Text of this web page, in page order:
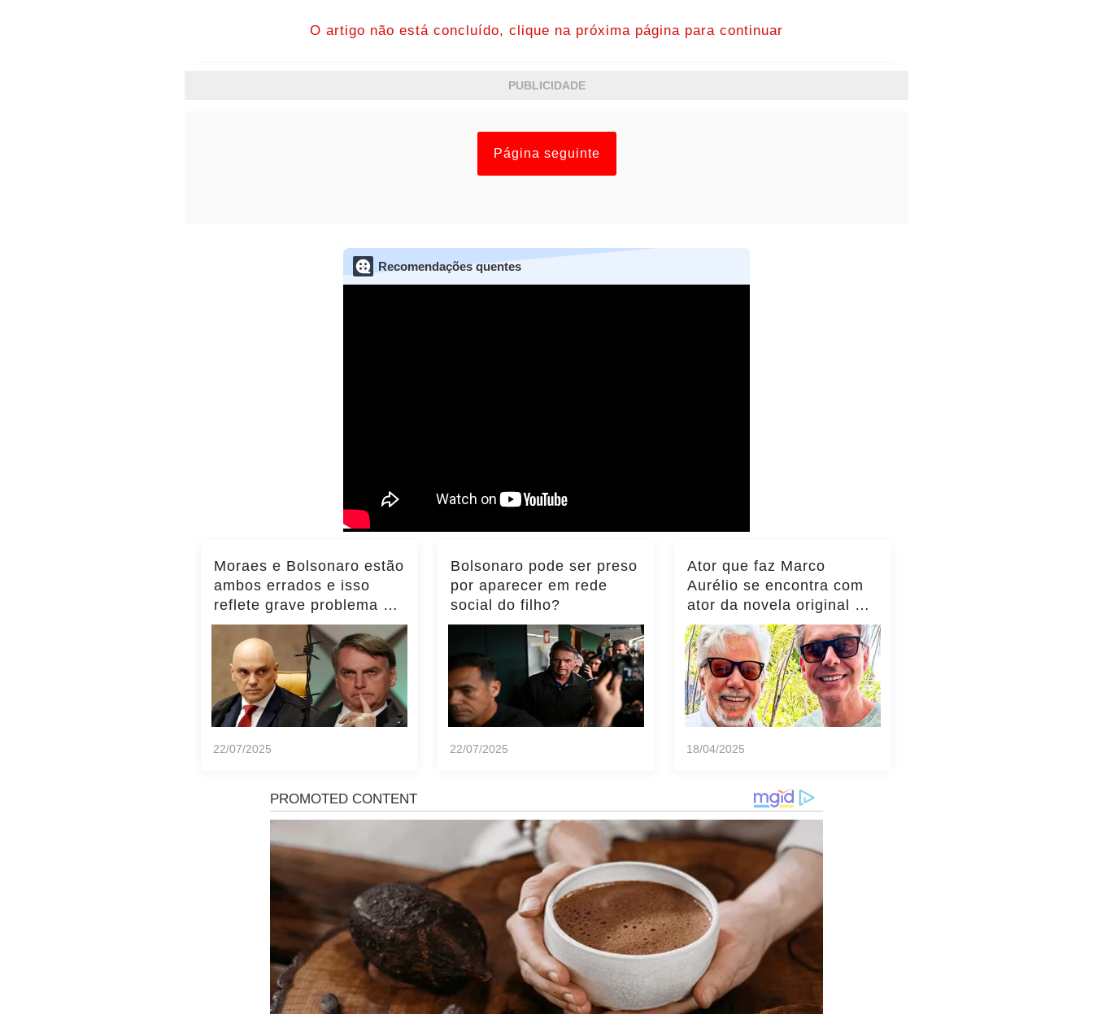
O artigo não está concluído, clique na próxima página para continuar
PUBLICIDADE
Página seguinte
Recomendações quentes
Moraes e Bolsonaro estão
ambos errados e isso
reflete grave problema do
Brasil, diz Transparência
Internacional
22/07/2025
Bolsonaro pode ser preso
por aparecer em rede
social do filho?
22/07/2025
Ator que faz Marco
Aurélio se encontra com
ator da novela original e
momento viraliza,
notícias!... ver mais
18/04/2025